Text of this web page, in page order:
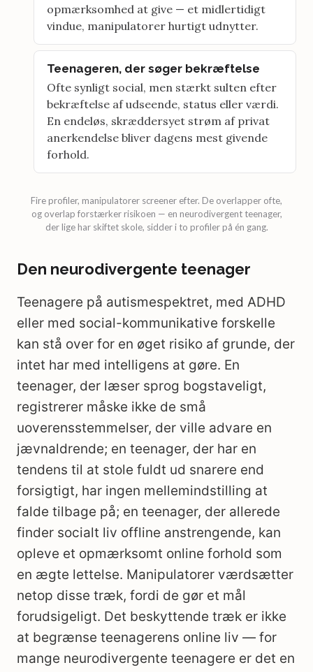
opmærksomhed at give — et midlertidigt
vindue, manipulatorer hurtigt udnytter.
Teenageren, der søger bekræftelse
Ofte synligt social, men stærkt sulten efter
bekræftelse af udseende, status eller værdi.
En endeløs, skræddersyet strøm af privat
anerkendelse bliver dagens mest givende
forhold.
Fire profiler, manipulatorer screener efter. De overlapper ofte,
og overlap forstærker risikoen — en neurodivergent teenager,
der lige har skiftet skole, sidder i to profiler på én gang.
Den neurodivergente teenager
Teenagere på autismespektret, med ADHD
eller med social-kommunikative forskelle
kan stå over for en øget risiko af grunde, der
intet har med intelligens at gøre. En
teenager, der læser sprog bogstaveligt,
registrerer måske ikke de små
uoverensstemmelser, der ville advare en
jævnaldrende; en teenager, der har en
tendens til at stole fuldt ud snarere end
forsigtigt, har ingen mellemindstilling at
falde tilbage på; en teenager, der allerede
finder socialt liv offline anstrengende, kan
opleve et opmærksomt online forhold som
en ægte lettelse. Manipulatorer værdsætter
netop disse træk, fordi de gør et mål
forudsigeligt. Det beskyttende træk er ikke
at begrænse teenagerens online liv — for
mange neurodivergente teenagere er det en